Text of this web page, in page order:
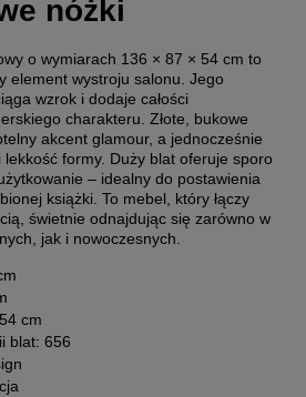
nóżki
o wymiarach 136 × 87 × 54 cm to
element wystroju salonu. Jego
wzrok i dodaje całości
charakteru. Złote, bukowe
akcent glamour, a jednocześnie
formy. Duży blat oferuje sporo
– idealny do postawienia
książki. To mebel, który łączy
świetnie odnajdując się zarówno w
jak i nowoczesnych.
cm
blat: 656